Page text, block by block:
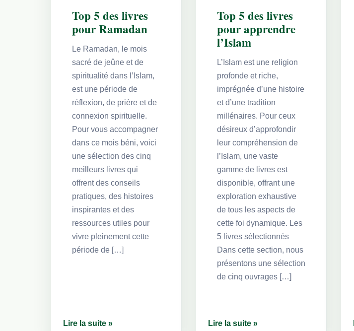
Top 5 des livres
pour Ramadan
Le Ramadan, le mois
sacré de jeûne et de
spiritualité dans l’Islam,
est une période de
réflexion, de prière et de
connexion spirituelle.
Pour vous accompagner
dans ce mois béni, voici
une sélection des cinq
meilleurs livres qui
offrent des conseils
pratiques, des histoires
inspirantes et des
ressources utiles pour
vivre pleinement cette
période de […]
Lire la suite »
Top 5 des livres
pour apprendre
l’Islam
L’Islam est une religion
profonde et riche,
imprégnée d’une histoire
et d’une tradition
millénaires. Pour ceux
désireux d’approfondir
leur compréhension de
l’Islam, une vaste
gamme de livres est
disponible, offrant une
exploration exhaustive
de tous les aspects de
cette foi dynamique. Les
5 livres sélectionnés
Dans cette section, nous
présentons une sélection
de cinq ouvrages […]
Lire la suite »